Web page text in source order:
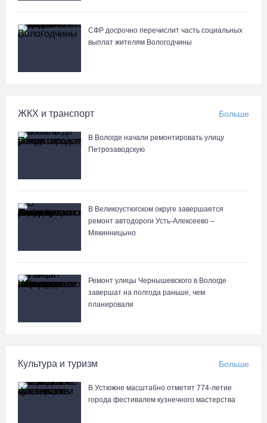
СФР досрочно перечислит часть социальных
выплат жителям Вологодчины
ЖКХ и транспорт Больше
В Вологде начали ремонтировать улицу
Петрозаводскую
В Великоустюгском округе завершается
ремонт автодороги Усть-Алексеево –
Мякинницыно
Ремонт улицы Чернышевского в Вологде
завершат на полгода раньше, чем
планировали
Культура и туризм Больше
В Устюжне масштабно отметят 774-летие
города фестивалем кузнечного мастерства